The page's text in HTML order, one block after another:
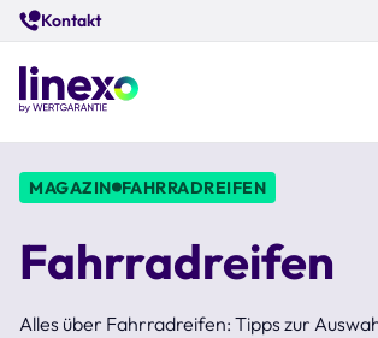
Skip
to
main
content
Kontakt
MAGAZIN FAHRRADREIFEN
Fahrradreifen
Alles über Fahrradreifen: Tipps zur